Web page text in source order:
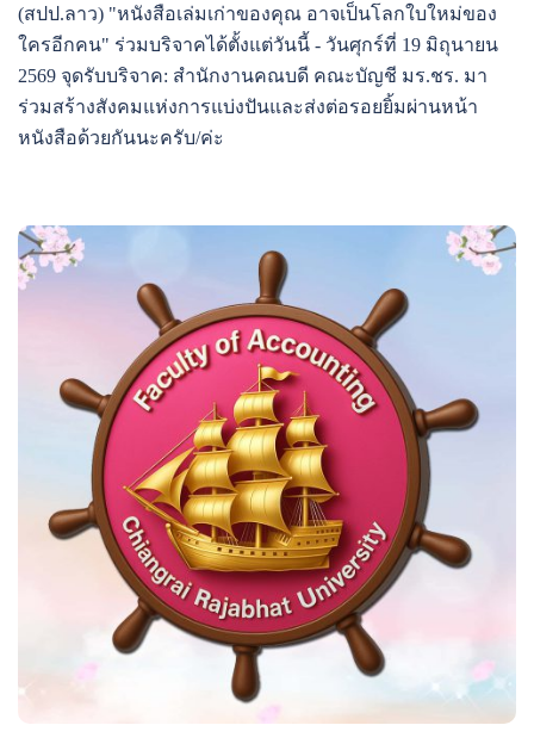
(สปป.ลาว) "หนังสือเล่มเก่าของคุณ อาจเป็นโลกใบใหม่ของ
ใครอีกคน" ร่วมบริจาคได้ตั้งแต่วันนี้ - วันศุกร์ที่ 19 มิถุนายน
2569 จุดรับบริจาค: สำนักงานคณบดี คณะบัญชี มร.ชร. มา
ร่วมสร้างสังคมแห่งการแบ่งปันและส่งต่อรอยยิ้มผ่านหน้า
หนังสือด้วยกันนะครับ/ค่ะ